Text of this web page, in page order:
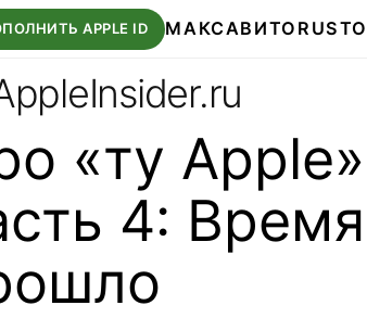
APPLE ID МАКСАВИТО
«ту
4: